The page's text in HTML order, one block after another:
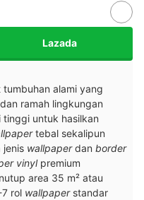
Lazada
alami yang
ramah lingkungan
tinggi untuk hasilkan
tebal sekalipun
jenis wallpaperdan border
vinylpremium
area 35 m² atau
rol wallpaper standar